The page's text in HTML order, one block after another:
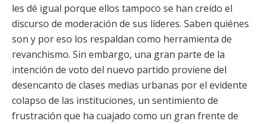
les dé igual porque ellos tampoco se han creído el
discurso de moderación de sus líderes. Saben quiénes
son y por eso los respaldan como herramienta de
revanchismo. Sin embargo, una gran parte de la
intención de voto del nuevo partido proviene del
desencanto de clases medias urbanas por el evidente
colapso de las instituciones, un sentimiento de
frustración que ha cuajado como un gran frente de